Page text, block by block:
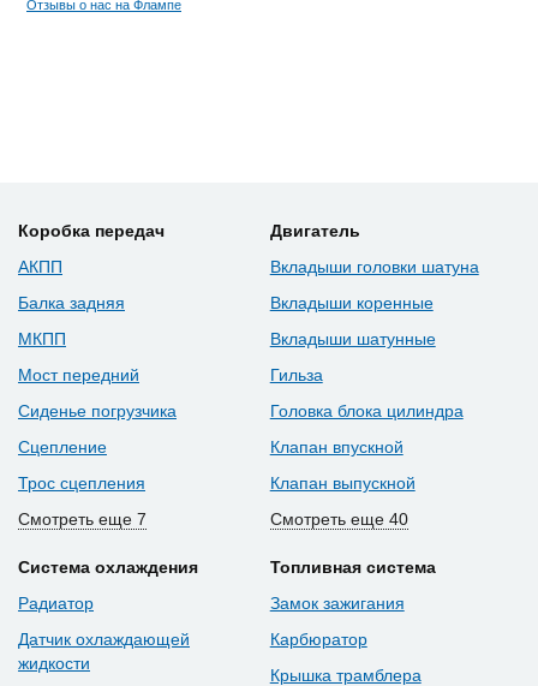
Отзывы о нас на Флампе
Коробка передач
АКПП
Балка задняя
МКПП
Мост передний
Сиденье погрузчика
Сцепление
Трос сцепления
Смотреть еще 7
Двигатель
Вкладыши головки шатуна
Вкладыши коренные
Вкладыши шатунные
Гильза
Головка блока цилиндра
Клапан впускной
Клапан выпускной
Смотреть еще 40
Система охлаждения
Радиатор
Датчик охлаждающей
жидкости
Топливная система
Замок зажигания
Карбюратор
Крышка трамблера